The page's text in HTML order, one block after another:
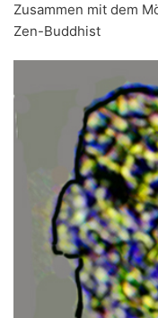
Zusammen mit dem
Zen-Buddhist